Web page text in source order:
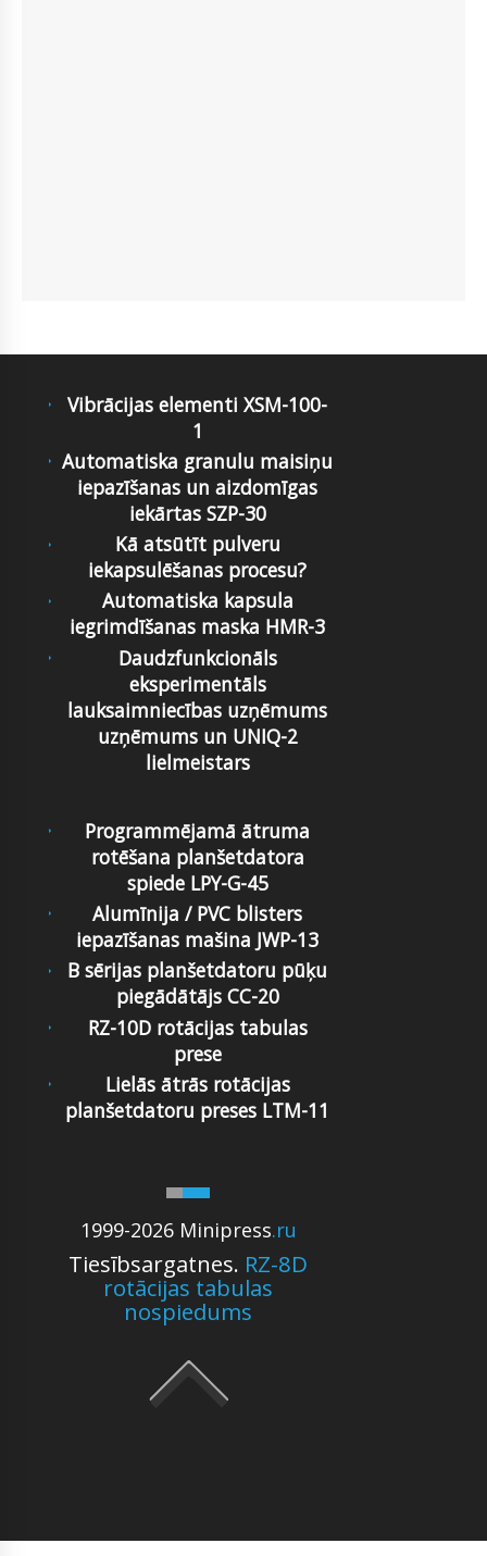
Vibrācijas elementi XSM-100-
1
Automatiska granulu maisiņu
iepazīšanas un aizdomīgas
iekārtas SZP-30
Kā atsūtīt pulveru
iekapsulēšanas procesu?
Automatiska kapsula
iegrimdīšanas maska HMR-3
Daudzfunkcionāls
eksperimentāls
lauksaimniecības uzņēmums
uzņēmums un UNIQ-2
lielmeistars
1999-2026 Minipress.ru
Tiesībsargatnes. RZ-8D
rotācijas tabulas
nospiedums
Programmējamā ātruma
rotēšana planšetdatora
spiede LPY-G-45
Alumīnija / PVC blisters
iepazīšanas mašina JWP-13
B sērijas planšetdatoru pūķu
piegādātājs CC-20
RZ-10D rotācijas tabulas
prese
Lielās ātrās rotācijas
planšetdatoru preses LTM-11